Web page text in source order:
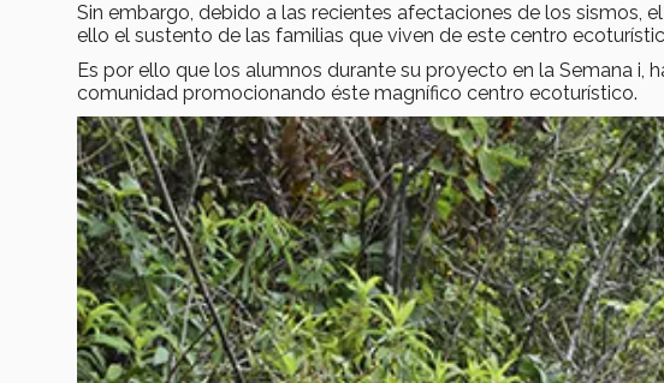
Sin embargo, debido a las recientes afectaciones de los sismos,
ello el sustento de las familias que viven de este centro
Es por ello que los alumnos durante su proyecto en la Semana i,
comunidad promocionando éste magnífico centro ecoturístico.